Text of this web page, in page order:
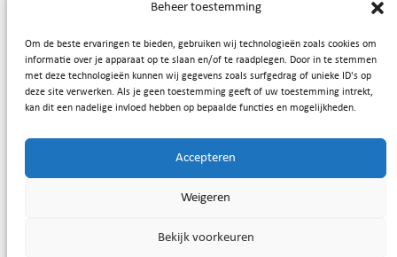
Beheer toestemming
Om de beste ervaringen te bieden, gebruiken wij technologieën zoals cookies om
informatie over je apparaat op te slaan en/of te raadplegen. Door in te stemmen
met deze technologieën kunnen wij gegevens zoals surfgedrag of unieke ID's op
deze site verwerken. Als je geen toestemming geeft of uw toestemming intrekt,
kan dit een nadelige invloed hebben op bepaalde functies en mogelijkheden.
Accepteren
Weigeren
Bekijk voorkeuren